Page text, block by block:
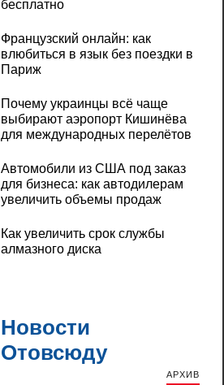
бесплатно
Французский онлайн: как
влюбиться в язык без поездки в
Париж
Почему украинцы всё чаще
выбирают аэропорт Кишинёва
для международных перелётов
Автомобили из США под заказ
для бизнеса: как автодилерам
увеличить объемы продаж
Как увеличить срок службы
алмазного диска
Новости
Отовсюду
АРХИВ